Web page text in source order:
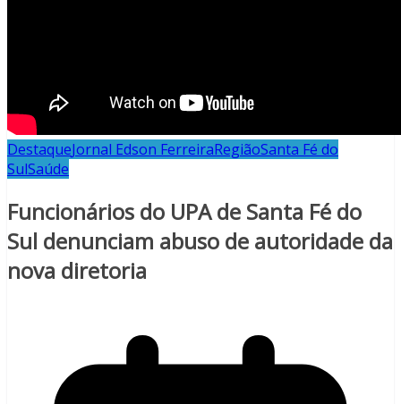
DestaqueJornal Edson FerreiraRegiãoSanta Fé do
SulSaúde
Funcionários do UPA de Santa Fé do
Sul denunciam abuso de autoridade da
nova diretoria